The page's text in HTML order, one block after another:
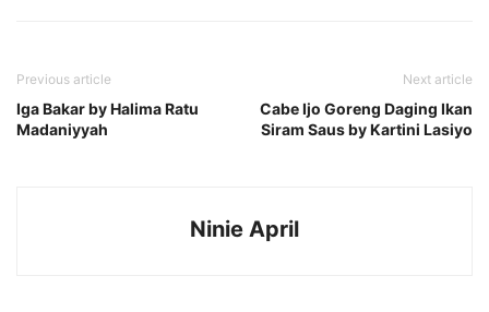
Previous article
Iga Bakar by Halima Ratu
Madaniyyah
Next article
Cabe Ijo Goreng Daging Ikan
Siram Saus by Kartini Lasiyo
Ninie April